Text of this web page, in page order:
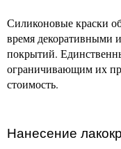
Силиконовые краски
время декоративными
покрытий.
ограничивающим их
стоимость.
Нанесение